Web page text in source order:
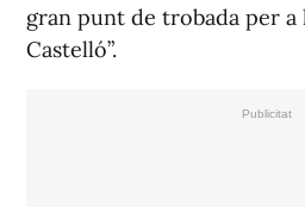
gran punt de trobada per a
Castelló”.